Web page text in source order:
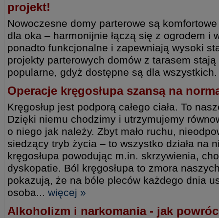
projekt!
Nowoczesne domy parterowe są
dla oka – harmonijnie łączą się z ogrodem i
ponadto funkcjonalne i zapewniają wysoki
projekty parterowych domów z tarasem
popularne, gdyż dostępne są dla
Operacje kręgosłupa szansą na
Kręgosłup jest podporą całego ciała. To
Dzięki niemu chodzimy i utrzymujemy
o niego jak należy. Zbyt mało ruchu,
siedzący tryb życia – to wszystko działa na
kręgosłupa powodując m.in. skrzywienia,
dyskopatie. Ból kręgosłupa to zmora
pokazują, że na bóle pleców każdego dnia
osoba... więcej »
Alkoholizm i narkomania - jak